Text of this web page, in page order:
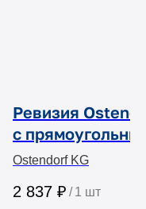
Ревизия
с
люком
Ostendorf KG
2 837 ₽ / 1 шт